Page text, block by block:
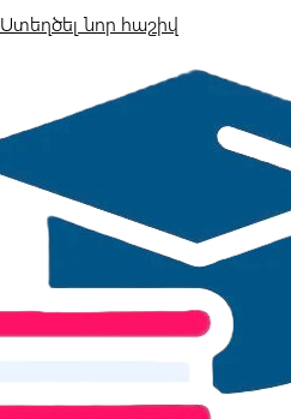
Ստեղծել նոր հաշիվ